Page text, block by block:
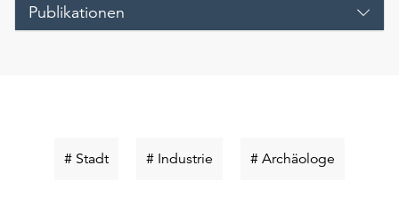
Publikationen
# StadtSchlüsselwort
# Industrie Schlüsselwort
# Archäologe